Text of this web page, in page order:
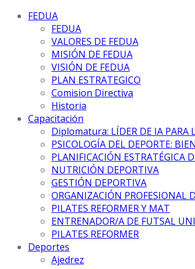
FEDUA
FEDUA
VALORES DE FEDUA
MISIÓN DE FEDUA
VISIÓN DE FEDUA
PLAN ESTRATEGICO
Comision Directiva
Historia
Capacitación
Diplomatura: LÍDER DE IA PARA
PSICOLOGÍA DEL DEPORTE:
PLANIFICACIÓN ESTRATÉGICA
NUTRICIÓN DEPORTIVA
GESTIÓN DEPORTIVA
ORGANIZACIÓN PROFESIONAL
PILATES REFORMER Y MAT
ENTRENADOR/A DE FUTSAL
PILATES REFORMER
Deportes
Ajedrez